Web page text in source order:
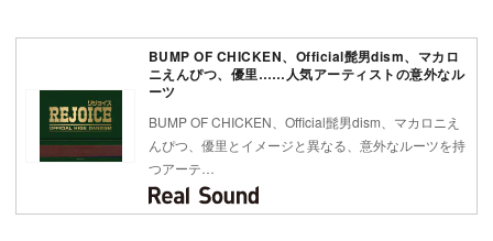
BUMP OF CHICKEN、Official髭男dism、マカロ
ニえんぴつ、優里……人気アーティストの意外なル
ーツ
BUMP OF CHICKEN、Official髭男dism、マカロニえ
んぴつ、優里とイメージと異なる、意外なルーツを持
つアーテ…